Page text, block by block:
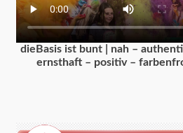
dieBasis ist bunt | nah –
ernsthaft – positiv –